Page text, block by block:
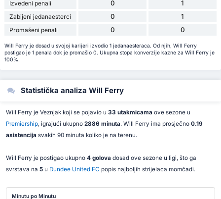
Izvedeni penali 0 1
Zabijeni jedanaesterci 0 1
Promašeni penali 0 0
Will Ferry je dosad u svojoj karijeri izvodio 1 jedanaesteraca. Od njih, Will Ferry
postigao je 1 penala dok je promašio 0. Ukupna stopa konverzije kazne za Will Ferry je
100%.
Statistička analiza Will Ferry
Will Ferry je Veznjak koji se pojavio u 33 utakmicama ove sezone u
Premiership, igrajući ukupno 2886 minuta. Will Ferry ima prosječno 0.19
asistencija svakih 90 minuta koliko je na terenu.
Will Ferry je postigao ukupno 4 golova dosad ove sezone u ligi, što ga
svrstava na 5u Dundee United FC popis najboljih strijelaca momčadi.
Minutu po Minutu